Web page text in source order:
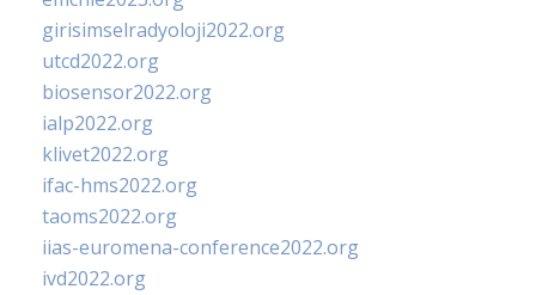
girisimselradyoloji2022.org
utcd2022.org
biosensor2022.org
ialp2022.org
klivet2022.org
ifac-hms2022.org
taoms2022.org
iias-euromena-conference2022.org
ivd2022.org